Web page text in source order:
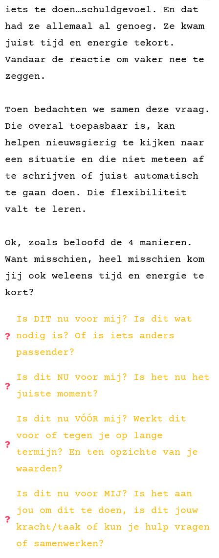
iets te doen…schuldgevoel. En dat
had ze allemaal al genoeg. Ze kwam
juist tijd en energie tekort.
Vandaar de reactie om vaker nee te
zeggen.
Toen bedachten we samen deze vraag.
Die overal toepasbaar is, kan
helpen nieuwsgierig te kijken naar
een situatie en die niet meteen af
te schrijven of juist automatisch
te gaan doen. Die flexibiliteit
valt te leren.
Ok, zoals beloofd de 4 manieren.
Want misschien, heel misschien kom
jij ook weleens tijd en energie te
kort?
Is DIT nu voor mij? Is dit wat
nodig is? Of is iets anders
passender?
Is dit NU voor mij? Is het nu het
juiste moment?
Is dit nu VÓÓR mij? Werkt dit
voor of tegen je op lange
termijn? En ten opzichte van je
waarden?
Is dit nu voor MIJ? Is het aan
jou om dit te doen, is dit jouw
kracht/taak of kun je hulp vragen
of samenwerken?